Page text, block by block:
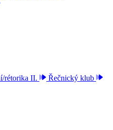
rétorika II.
Řečnický klub